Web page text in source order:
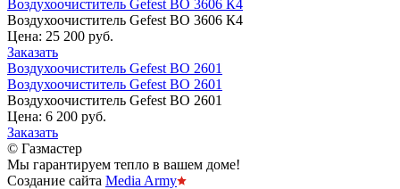
Воздухоочиститель Gefest ВО 3606 К4
Воздухоочиститель Gefest ВО 3606 К4
Цена: 25 200 руб.
Заказать
Воздухоочиститель Gefest ВО 2601
Воздухоочиститель Gefest ВО 2601
Воздухоочиститель Gefest ВО 2601
Цена: 6 200 руб.
Заказать
© Газмастер
Мы гарантируем тепло в вашем доме!
Создание сайта Media Army